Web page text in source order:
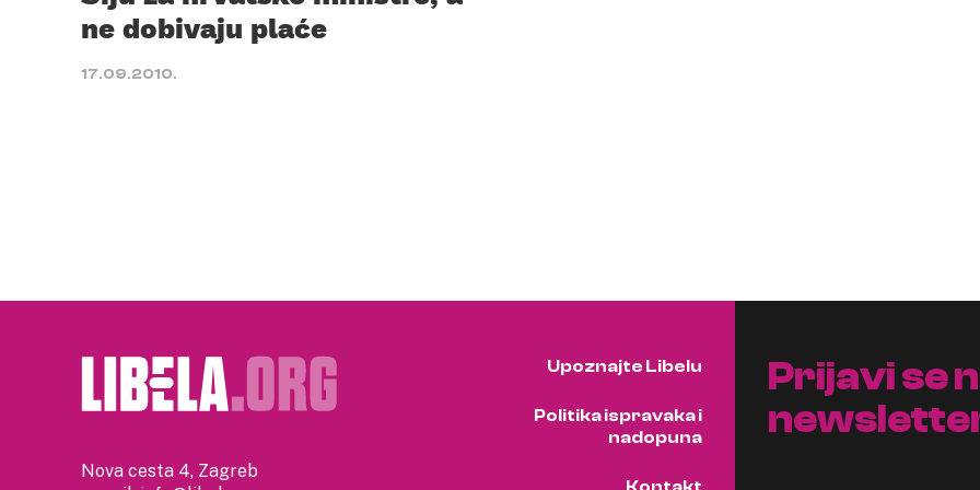
ne dobivaju plaće
17.09.2010.
Nova cesta 4, Zagreb
Upoznajte Libelu
Politika ispravaka i
nadopuna
Prijavi se